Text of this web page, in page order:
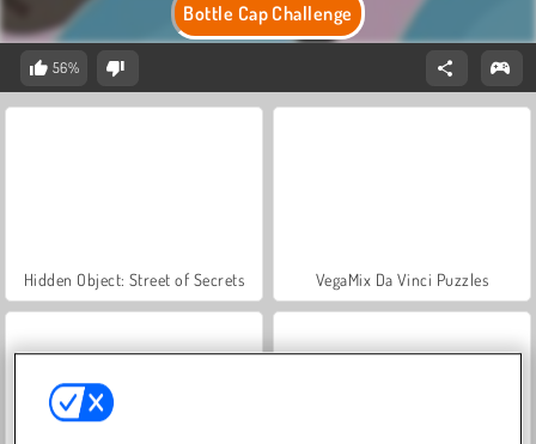
Bottle Cap Challenge
56%
Hidden Object: Street of Secrets VegaMix Da Vinci Puzzles